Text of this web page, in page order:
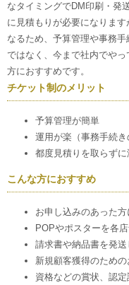
なタイミングでDM印刷・発
に見積もりが必要になりま
なるため、予算管理や事務
ではなく、今まで社内でや
方におすすめです。
チケット制のメリット
予算管理が簡単
運用が楽（事務手続き
都度見積りを取らずに
こんな方におすすめ
お申し込みのあった
POPやポスターを各
請求書や納品書を発送
新規顧客獲得のため
資格などの賞状、認